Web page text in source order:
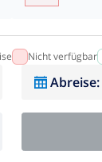
Nicht verfügbar
Abreise: